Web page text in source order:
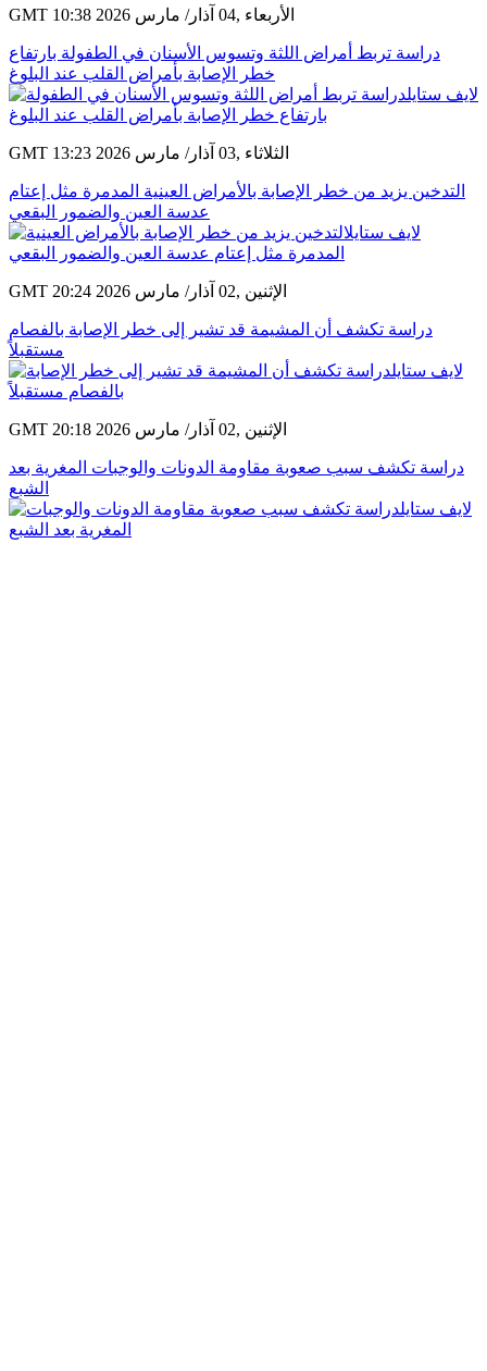
GMT 10:38 2026 الأربعاء ,04 آذار/ مارس
دراسة تربط أمراض اللثة وتسوس الأسنان في الطفولة بارتفاع
خطر الإصابة بأمراض القلب عند البلوغ
GMT 13:23 2026 الثلاثاء ,03 آذار/ مارس
التدخين يزيد من خطر الإصابة بالأمراض العينية المدمرة مثل إعتام
عدسة العين والضمور البقعي
GMT 20:24 2026 الإثنين ,02 آذار/ مارس
دراسة تكشف أن المشيمة قد تشير إلى خطر الإصابة بالفصام
مستقبلاً
GMT 20:18 2026 الإثنين ,02 آذار/ مارس
دراسة تكشف سبب صعوبة مقاومة الدونات والوجبات المغرية بعد
الشبع